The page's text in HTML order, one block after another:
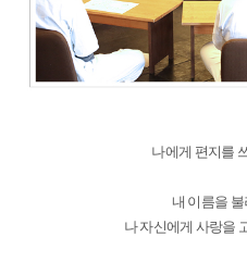
나에게 편지를
내 이름을
나 자신에게 사랑을